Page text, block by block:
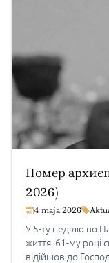
Помер
2026)
4 maja 2026
У 5-ту неділю по
життя, 61-му році
відійшов до